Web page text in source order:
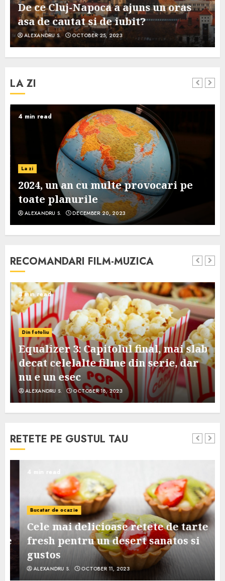
De ce Cluj-Napoca a ajuns un oras
asa de cautat si de iubit?
ALEXANDRU S. OCTOBER 25, 2023
LA ZI
4 min read
La zi
2024, un an cu multe provocari pe
toate planurile
ALEXANDRU S. DECEMBER 20, 2023
RECOMANDARI FILM-MUZICA
3 min read
Din fotoliu
Equalizer 3: Capitolul final, mai slab
decat celelalte filme din serie, dar
nu e un esec
ALEXANDRU S. OCTOBER 18, 2023
RETETE PE GUSTUL TAU
4 min read
Bucatar de ocazie
Cele mai delicioase retete de tarte
fresh pentru un desert sanatos si
gustos
ALEXANDRU S. OCTOBER 11, 2023